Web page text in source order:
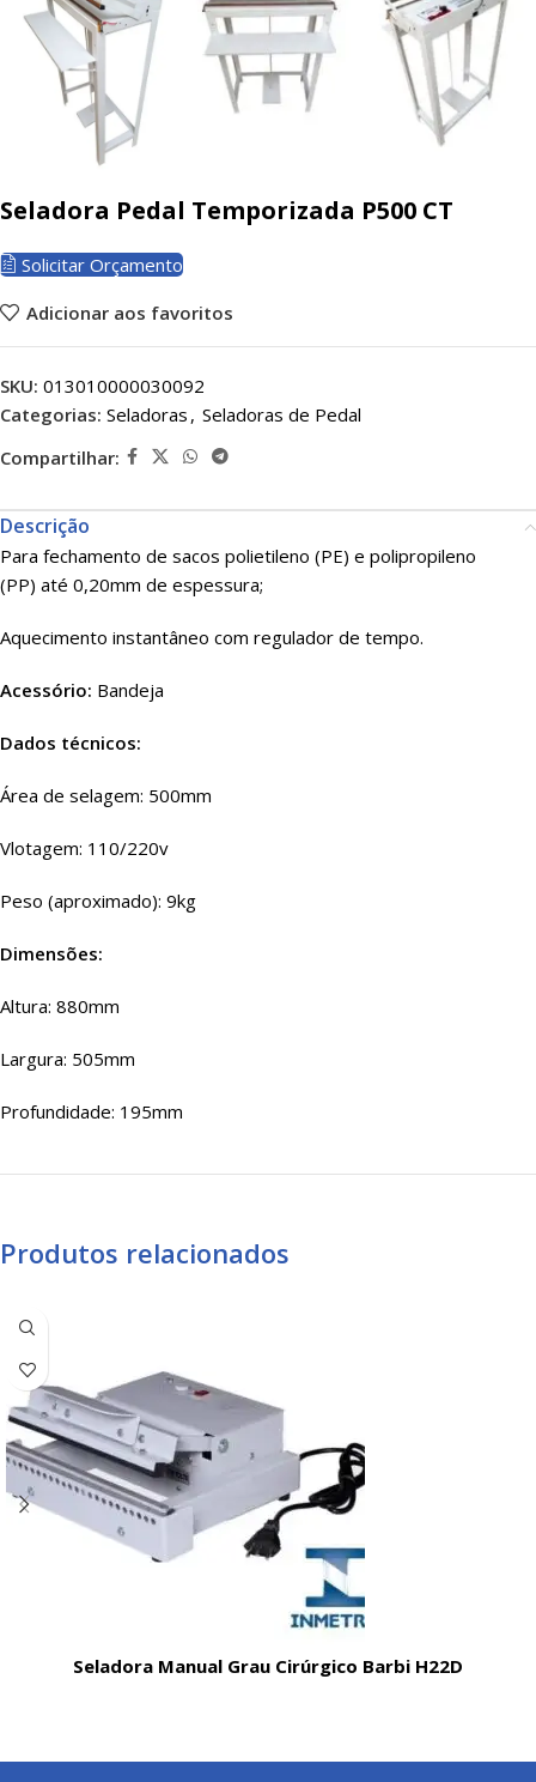
Seladora Pedal Temporizada P500 CT
Solicitar Orçamento
Adicionar aos favoritos
SKU: 013010000030092
Categorias: Seladoras , Seladoras de Pedal
Compartilhar:
Descrição
Para fechamento de sacos polietileno (PE) e polipropileno
(PP) até 0,20mm de espessura;
Aquecimento instantâneo com regulador de tempo.
Acessório: Bandeja
Dados técnicos:
Área de selagem: 500mm
Vlotagem: 110/220v
Peso (aproximado): 9kg
Dimensões:
Altura: 880mm
Largura: 505mm
Profundidade: 195mm
Produtos relacionados
Seladora Manual Grau Cirúrgico Barbi H22D